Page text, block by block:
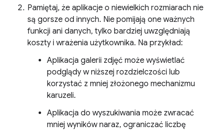
Pamiętaj, że aplikacje o niewielkich rozmiarach nie
są gorsze od innych. Nie pomijają one ważnych
funkcji ani danych, tylko bardziej uwzględniają
koszty i wrażenia użytkownika. Na przykład:
Aplikacja galerii zdjęć może wyświetlać
podglądy w niższej rozdzielczości lub
korzystać z mniej złożonego mechanizmu
karuzeli.
Aplikacja do wyszukiwania może zwracać
mniej wyników naraz, ograniczać liczbę